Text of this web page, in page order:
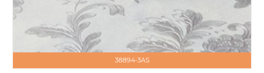
38894-3AS